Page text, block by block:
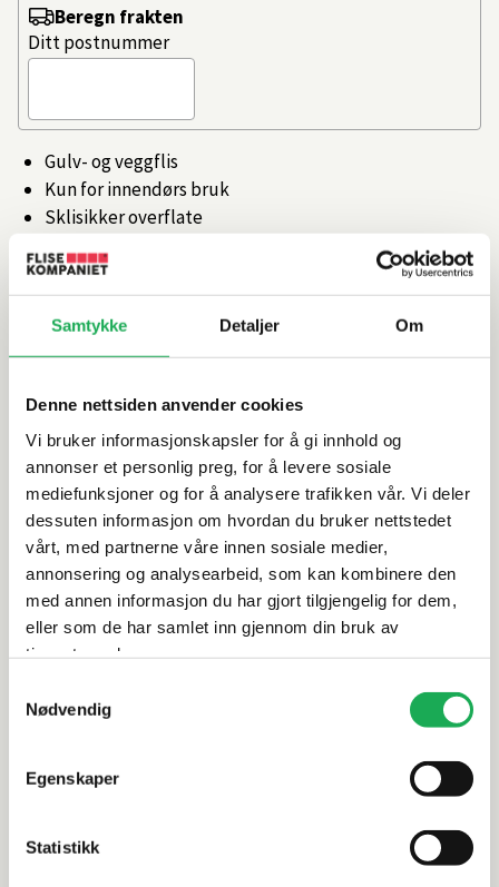
Samtykke Detaljer Om
Denne nettsiden anvender cookies
Vi bruker informasjonskapsler for å gi innhold og
annonser et personlig preg, for å levere sosiale
mediefunksjoner og for å analysere trafikken vår. Vi deler
dessuten informasjon om hvordan du bruker nettstedet
vårt, med partnerne våre innen sosiale medier,
annonsering og analysearbeid, som kan kombinere den
med annen informasjon du har gjort tilgjengelig for dem,
eller som de har samlet inn gjennom din bruk av
tjenestene deres.
Nødvendig
Egenskaper
Statistikk
Gulv- og veggflis
Kun for innendørs bruk
Sklisikker overflate
Artikkelnr.101395529
Beregn frakten
Ditt postnummer
Produktinformasjon
Spesifikasjoner
Rengjøring og vedlikehold
Leveringsinformasjon
Dokumentasjon
Alternative produkter
Piazen, Coal 60x60 Flis
Oslo,
FAST
EL BARCO